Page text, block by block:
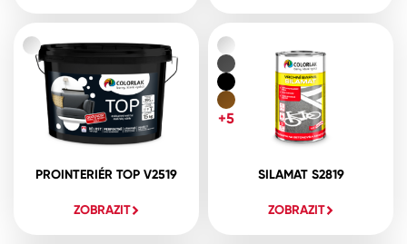
PROINTERIÉR TOP V2519
ZOBRAZIT
SILAMAT S2819
ZOBRAZIT
+5